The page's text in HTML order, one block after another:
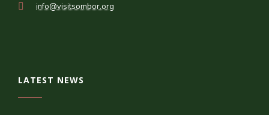
info@visitsombor.org
LATEST NEWS